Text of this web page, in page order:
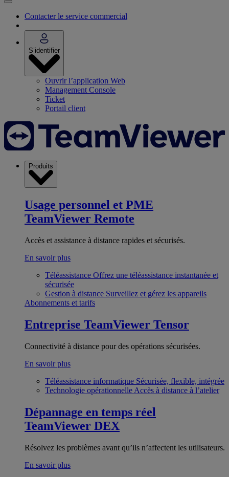
Contacter le service commercial
S’identifier
Ouvrir l’application Web
Management Console
Ticket
Portail client
Produits
Usage personnel et PME
TeamViewer Remote
Accès et assistance à distance rapides et sécurisés.
En savoir plus
Téléassistance Offrez une téléassistance instantanée et
sécurisée
Gestion à distance Surveillez et gérez les appareils
Abonnements et tarifs
Entreprise TeamViewer Tensor
Connectivité à distance pour des opérations sécurisées.
En savoir plus
Téléassistance informatique Sécurisée, flexible, intégrée
Technologie opérationnelle Accès à distance à l’atelier
Dépannage en temps réel
TeamViewer DEX
Résolvez les problèmes avant qu’ils n’affectent les utilisateurs.
En savoir plus